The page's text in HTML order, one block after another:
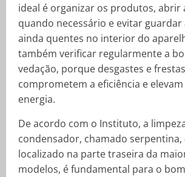
ideal é organizar os produtos, abrir
quando necessário e evitar
ainda quentes no interior do
também verificar regularmente a
vedação, porque desgastes e frestas
comprometem a eficiência e
energia.
De acordo com o Instituto, a
condensador, chamado serpentina,
localizado na parte traseira da
modelos, é fundamental para o